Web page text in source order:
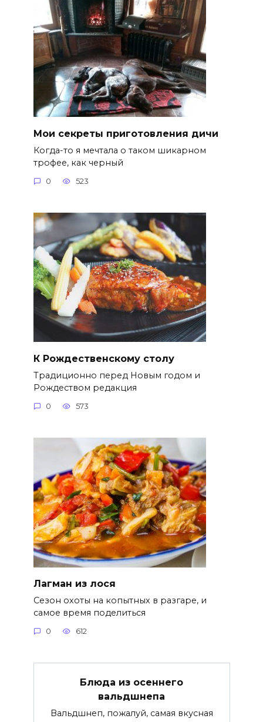
Мои секреты приготовления дичи
Когда-то я мечтала о таком шикарном
трофее, как черный
0 523
К Рождественскому столу
Традиционно перед Новым годом и
Рождеством редакция
0 573
Лагман из лося
Сезон охоты на копытных в разгаре, и
самое время поделиться
0 612
Блюда из осеннего
вальдшнепа
Вальдшнеп, пожалуй, самая вкусная